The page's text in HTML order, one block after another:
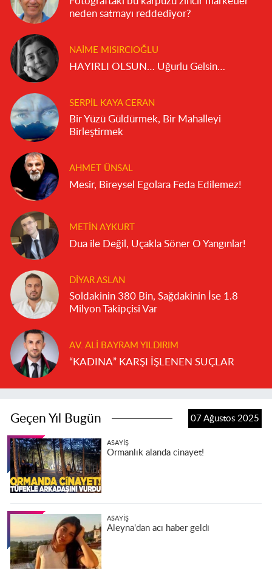
neden satmayı reddediyor?
NAIME MISIRCIOĞLU
HAYIRLI OLSUN… Uğurlu Gelsin…
SERPIL KAYA CERAN
Bir Yüzü Güldürmek, Bir Mahalleyi
Birleştirmek
AHMET ÜNSAL
Mesir, Bireysel Egolara Feda Edilemez!
METIN AYKURT
Dua ile Değil, Uçakla Söner O Yangınlar!
DIYAR ASLAN
Soldakinin 380 Bin, Sağdakinin İse 1.8
Milyon Takipçisi Var
AV. ALI BAYRAM YILDIRIM
“KADINA” KARŞI İŞLENEN SUÇLAR
Geçen Yıl Bugün 07 Ağustos 2025
ASAYIŞ
Ormanlık alanda cinayet!
ASAYIŞ
Aleyna'dan acı haber geldi